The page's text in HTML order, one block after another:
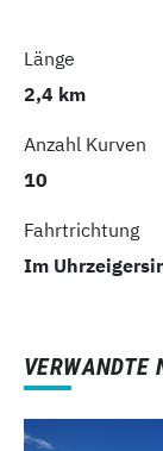
Länge
2,4 km
Anzahl Kurven
10
Fahrtrichtung
Im
VERWANDTE